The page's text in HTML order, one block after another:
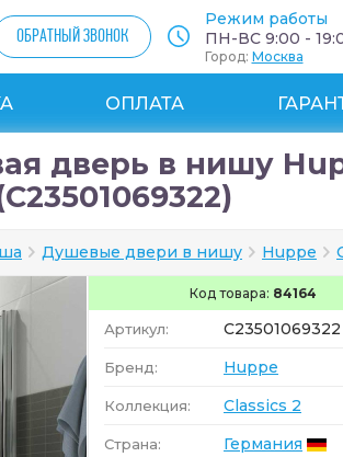
ОБРАТНЫЙ ЗВОНОК
Режим работы
ПН-ВС 9:00 -
Город: Москва
ОПЛАТА
дверь в нишу
Душевые двери в нишу Huppe
Код товара: 84164
Артикул: C23501069322
Бренд: Huppe
Коллекция: Classics 2
Страна: Германия